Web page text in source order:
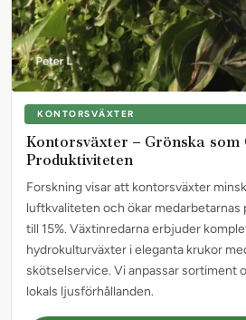
KONTORSVÄXTER
Kontorsväxter – Grönska som
Produktiviteten
Forskning visar att kontorsväxter
luftkvaliteten och ökar
till 15%. Växtinredarna erbjuder
hydrokulturväxter i eleganta krukor
skötselservice. Vi anpassar sortiment
lokals ljusförhållanden.